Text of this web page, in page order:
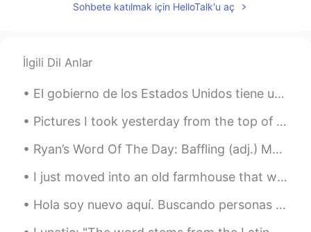
Sohbete katılmak için HelloTalk'u aç
İlgili Dil Anlar
El gobierno de los Estados Unidos tiene una historia muy mala en muchas partes de América Latina ...
Pictures I took yesterday from the top of a building in downtown Mexico City. In the photos you c...
Ryan’s Word Of The Day: Baffling (adj.) Meaning: Surprising/Shocking/Confusing Example (1): “T...
I just moved into an old farmhouse that was built in the 1700s. I was home alone and filming an E...
Hola soy nuevo aquí. Buscando personas que me ayuden con nivel básico de español para mejorar(: t...